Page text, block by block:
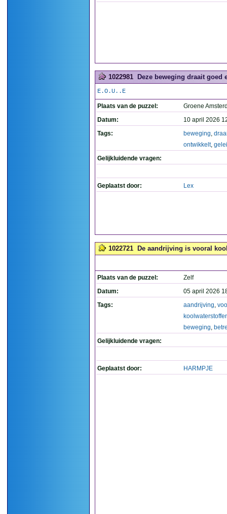
1022981 Deze beweging draait
E.O.U..E
Plaats van de puzzel:
Groene
Datum:
10 april 2026
Tags:
beweging,
ontwikkelt,
Gelijkluidende vragen:
Geplaatst door: Lex
1022721 De aandrijving is vooral
Plaats van de puzzel:
Zelf
Datum:
05 april 2026
Tags:
aandrijving,
beweging,
Gelijkluidende vragen:
Geplaatst door: HARMPJE